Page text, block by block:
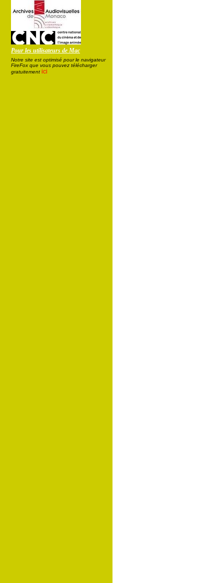
Pour les utilisateurs de Mac
Notre site est optimisé pour le navigateur
FireFox que vous pouvez télécharger
gratuitement ici